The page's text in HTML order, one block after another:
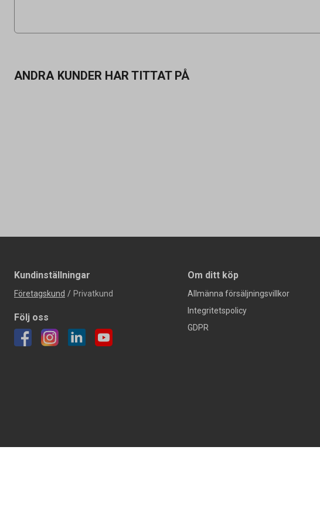
ANDRA KUNDER HAR TITTAT PÅ
Kundinställningar
Företagskund / Privatkund
Följ oss
Om ditt köp
Allmänna försäljningsvillkor
Integritetspolicy
GDPR